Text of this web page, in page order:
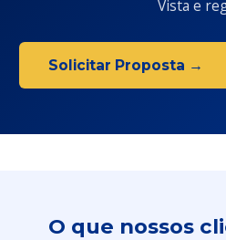
Vista e
Solicitar Proposta →
O que nossos